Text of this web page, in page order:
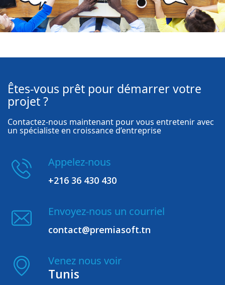
Êtes-vous prêt pour démarrer votre
projet ?
Contactez-nous maintenant pour vous entretenir avec
un spécialiste en croissance d’entreprise
Appelez-nous
+216 36 430 430
Envoyez-nous un courriel
contact@premiasoft.tn
Venez nous voir
Tunis